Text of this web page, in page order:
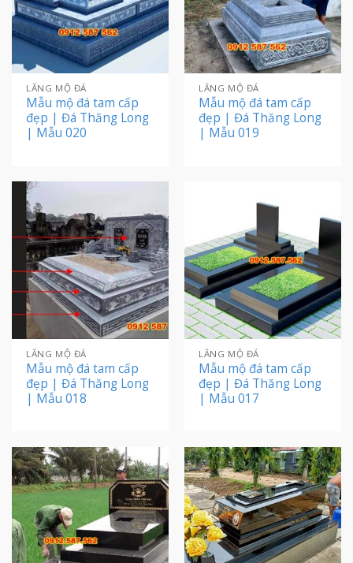
LĂNG MỘ ĐÁ
Mẫu mộ đá tam cấp
đẹp | Đá Thăng Long
| Mẫu 020
LĂNG MỘ ĐÁ
Mẫu mộ đá tam cấp
đẹp | Đá Thăng Long
| Mẫu 019
LĂNG MỘ ĐÁ
Mẫu mộ đá tam cấp
đẹp | Đá Thăng Long
| Mẫu 018
LĂNG MỘ ĐÁ
Mẫu mộ đá tam cấp
đẹp | Đá Thăng Long
| Mẫu 017